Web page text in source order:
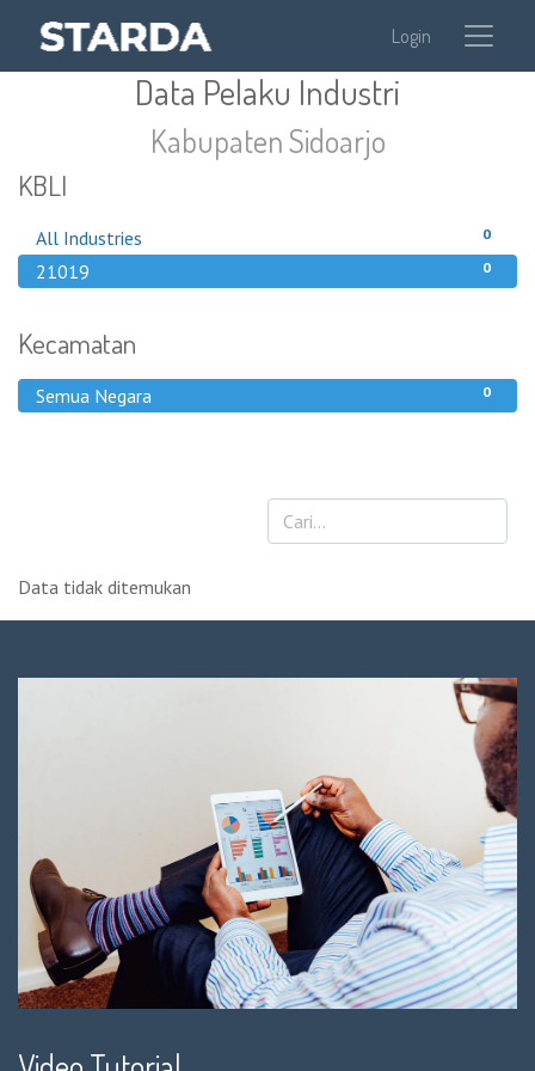
Login
Data Pelaku Industri
Kabupaten Sidoarjo
KBLI
0
All Industries
0
21019
Kecamatan
0
Semua Negara
Data tidak ditemukan